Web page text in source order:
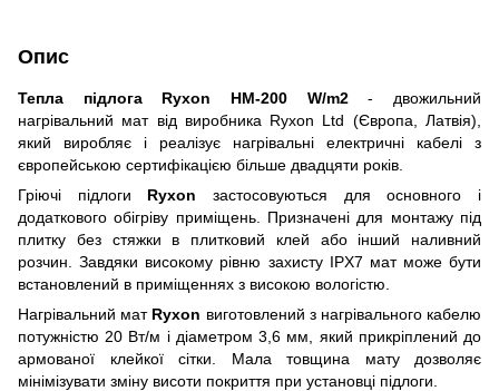
Опис
Тепла підлога Ryxon HM-200 W/m2- двожильний
нагрівальний мат від виробника Ryxon Ltd (Європа, Латвія),
який виробляє і реалізує нагрівальні електричні кабелі з
європейською сертифікацією більше двадцяти років.
Гріючі підлоги Ryxon застосовуються для основного і
додаткового обігріву приміщень. Призначені для монтажу під
плитку без стяжки в плитковий клей або інший наливний
розчин. Завдяки високому рівню захисту IPX7 мат може бути
встановлений в приміщеннях з високою вологістю.
Нагрівальний мат Ryxon виготовлений з нагрівального кабелю
потужністю 20 Вт/м і діаметром 3,6 мм, який прикріплений до
армованої клейкоїсітки . Мала товщина мату дозволяє
мінімізувати зміну висоти покриття при установці підлоги